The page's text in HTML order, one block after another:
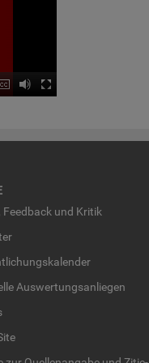
Feed­back und Kri­tik
Aus­wer­tungs­an­lie­gen